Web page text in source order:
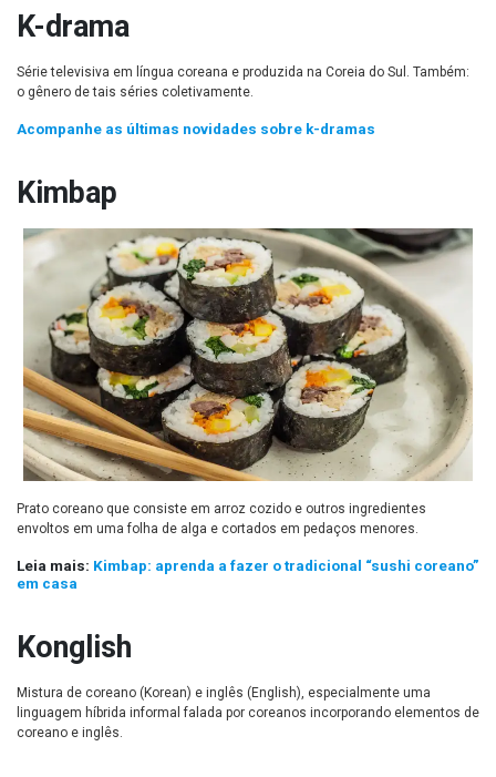
K-drama
Série televisiva em língua coreana e produzida na Coreia do Sul. Também:
o gênero de tais séries coletivamente.
Acompanhe as últimas novidades sobre k-dramas
Kimbap
Prato coreano que consiste em arroz cozido e outros ingredientes
envoltos em uma folha de alga e cortados em pedaços menores.
Leia mais: Kimbap: aprenda a fazer o tradicional “sushi coreano”
em casa
Konglish
Mistura de coreano (Korean) e inglês (English), especialmente uma
linguagem híbrida informal falada por coreanos incorporando elementos de
coreano e inglês.